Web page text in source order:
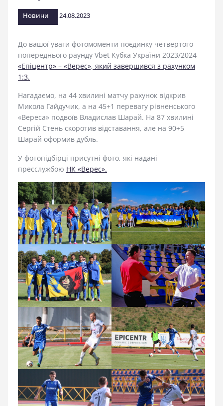
стадіоні
Новини 24.08.2023
До вашої уваги фотомоменти поєдинку четвертого
попереднього раунду Vbet Кубка України 2023/2024
«Епіцентр» – «Верес», який завершився з рахунком
1:3.
Нагадаємо, на 44 хвилині матчу рахунок відкрив
Микола Гайдучик, а на 45+1 перевагу рівненського
«Вереса» подвоїв Владислав Шарай. На 87 хвилині
Сергій Стень скоротив відставання, але на 90+5
Шарай оформив дубль.
У фотопідбірці присутні фото, які надані
пресслужбою НК «Верес».